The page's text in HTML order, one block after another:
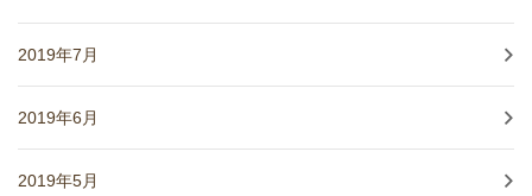
2019年7月
2019年6月
2019年5月